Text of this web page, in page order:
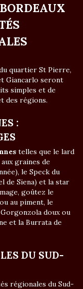
quartier St Pierre,
Giancarlo seront
simples et de
des régions.
:
telles que le lard
graines de
le Speck du
de Siena) et la star
goûtez le
au piment, le
Gorgonzola doux ou
et la Burrata de
DU SUD-
régionales du Sud-